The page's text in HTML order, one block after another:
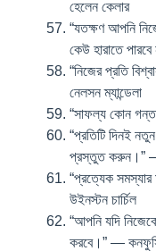
হেলেন কেলার
“যতক্ষণ আপনি
কেউ হারাতে
“নিজের প্রতি
নেলসন ম্যান্ডেলা
“সাফল্য কোন
“প্রতিটি দিনই
প্রস্তুত করুন।”
“প্রত্যেক
উইনস্টন চার্চিল
“আপনি যদি
করবে।” —